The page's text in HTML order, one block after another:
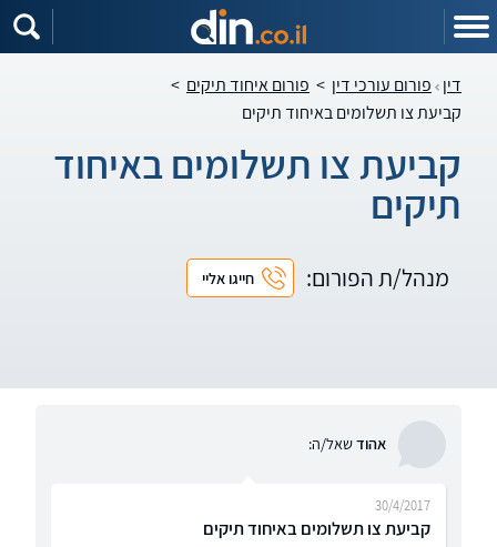
דין פורום עורכי דין > פורום איחוד תיקים >
קביעת צו תשלומים באיחוד תיקים
קביעת צו תשלומים באיחוד
תיקים
מנהל/ת הפורום: חייגו אליי
אהודשאל/ה:
קביעת צו תשלומים באיחוד תיקים
30/4/2017